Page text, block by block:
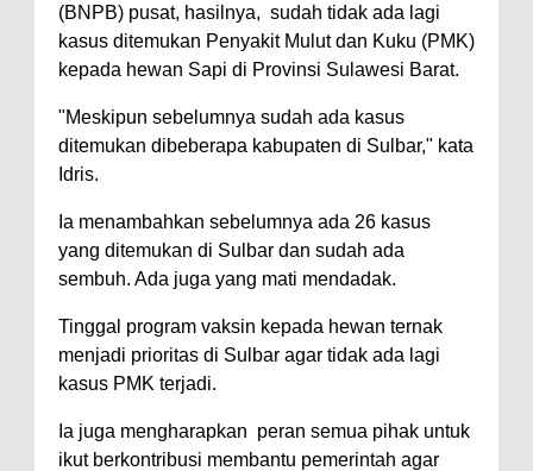
(BNPB) pusat, hasilnya, sudah tidak ada lagi
kasus ditemukan Penyakit Mulut dan Kuku (PMK)
kepada hewan Sapi di Provinsi Sulawesi Barat.
"Meskipun sebelumnya sudah ada kasus
ditemukan dibeberapa kabupaten di Sulbar," kata
Idris.
Ia menambahkan sebelumnya ada 26 kasus
yang ditemukan di Sulbar dan sudah ada
sembuh. Ada juga yang mati mendadak.
Tinggal program vaksin kepada hewan ternak
menjadi prioritas di Sulbar agar tidak ada lagi
kasus PMK terjadi.
Ia juga mengharapkan peran semua pihak untuk
ikut berkontribusi membantu pemerintah agar